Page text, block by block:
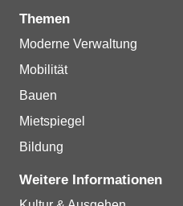
Themen
Moderne Verwaltung
Mobilität
Bauen
Mietspiegel
Bildung
Weitere Informationen